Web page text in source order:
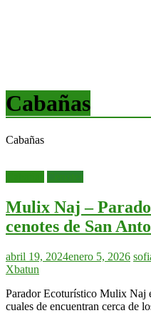
Cabañas
Cabañas
Mulix Naj –
cenotes de San
abril 19, 2024enero 5, 2026
Xbatun
Parador Ecoturístico Mulix Naj
cuales de encuentran cerca de